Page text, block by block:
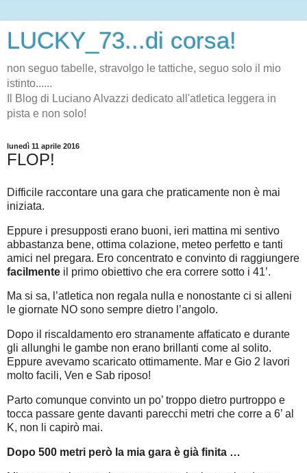
LUCKY_73...di corsa!
non seguo tabelle, stravolgo le tattiche, seguo solo il mio
istinto......
Il Blog di Luciano Alvazzi dedicato all'atletica leggera in
pista e non solo!
lunedì 11 aprile 2016
FLOP!
Difficile raccontare una gara che praticamente non è mai
iniziata.
Eppure i presupposti erano buoni, ieri mattina mi sentivo
abbastanza bene, ottima colazione, meteo perfetto e tanti
amici nel pregara. Ero concentrato e convinto di raggiungere
facilmente il primo obiettivo che era correre sotto i 41’.
Ma si sa, l’atletica non regala nulla e nonostante ci si alleni
le giornate NO sono sempre dietro l’angolo.
Dopo il riscaldamento ero stranamente affaticato e durante
gli allunghi le gambe non erano brillanti come al solito.
Eppure avevamo scaricato ottimamente. Mar e Gio 2 lavori
molto facili, Ven e Sab riposo!
Parto comunque convinto un po’ troppo dietro purtroppo e
tocca passare gente davanti parecchi metri che corre a 6’ al
K, non li capirò mai.
Dopo 500 metri però la mia gara è già finita …